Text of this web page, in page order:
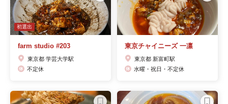
初選出
farm studio #203
東京都 学芸大学駅
不定休
東京チャイニーズ 一凛
東京都 新富町駅
水曜・祝日・不定休